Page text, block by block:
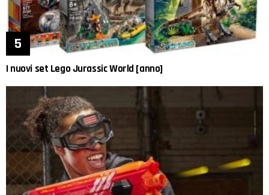
I nuovi set Lego Jurassic World [anno]